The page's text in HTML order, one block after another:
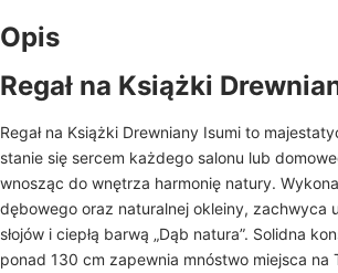
Opis
Regał na Książki
Regał na Książki Drewniany Isumi to
stanie się sercem każdego salonu lub
wnosząc do wnętrza harmonię natury.
dębowego oraz naturalnej okleiny, zachwyca
słojów i ciepłą barwą „Dąb natura”. Solidna
ponad 130 cm zapewnia mnóstwo miejsca na